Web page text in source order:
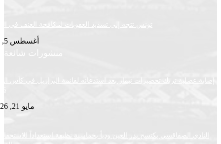
تونس تتجه إلى تشديد العقوبات لمكافحة العنف في الملاعب
أغسطس 5, 2026
منشورات شائعة
تربك تحضيرات نيمار بعد استدعائه لقائمة البرازيل في كأس العالم
الصفاقسي يكتسح بدر العين ودياً بخماسية نظيفة استعداداً للاستحقاقات